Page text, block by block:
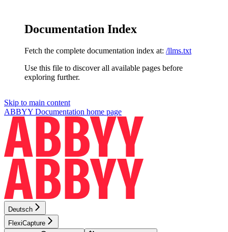
Documentation Index
Fetch the complete documentation index at: /llms.txt
Use this file to discover all available pages before
exploring further.
Skip to main content
ABBYY Documentation home page
Deutsch
FlexiCapture